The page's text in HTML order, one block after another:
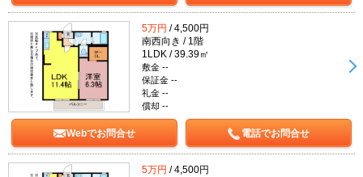
5万円 / 4,500円
南西向き / 1階
1LDK / 39.39㎡
敷金 --
保証金 --
礼金 --
償却 --
Webでお問合せ 電話でお問合せ
5万円 / 4,500円